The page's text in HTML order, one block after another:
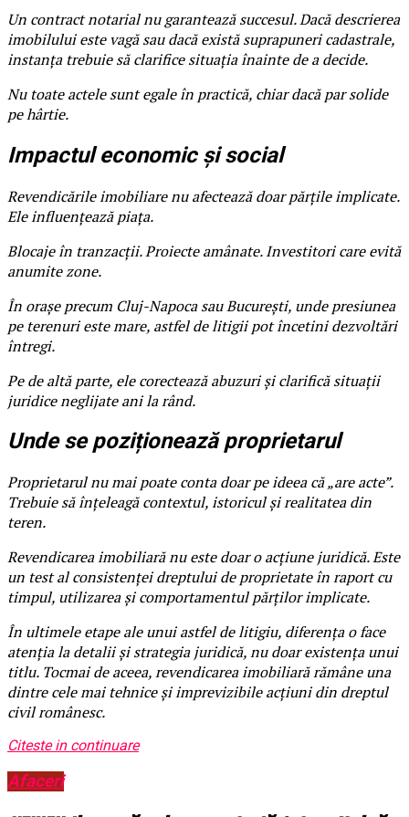
Un contract notarial nu garantează succesul. Dacă descrierea
imobilului este vagă sau dacă există suprapuneri cadastrale,
instanța trebuie să clarifice situația înainte de a decide.
Nu toate actele sunt egale în practică, chiar dacă par solide
pe hârtie.
Impactul economic și social
Revendicările imobiliare nu afectează doar părțile implicate.
Ele influențează piața.
Blocaje în tranzacții. Proiecte amânate. Investitori care evită
anumite zone.
În orașe precum Cluj-Napoca sau București, unde presiunea
pe terenuri este mare, astfel de litigii pot încetini dezvoltări
întregi.
Pe de altă parte, ele corectează abuzuri și clarifică situații
juridice neglijate ani la rând.
Unde se poziționează proprietarul
Proprietarul nu mai poate conta doar pe ideea că „are acte”.
Trebuie să înțeleagă contextul, istoricul și realitatea din
teren.
Revendicarea imobiliară nu este doar o acțiune juridică. Este
un test al consistenței dreptului de proprietate în raport cu
timpul, utilizarea și comportamentul părților implicate.
În ultimele etape ale unui astfel de litigiu, diferența o face
atenția la detalii și strategia juridică, nu doar existența unui
titlu. Tocmai de aceea, revendicarea imobiliară rămâne una
dintre cele mai tehnice și imprevizibile acțiuni din dreptul
civil românesc.
Citeste in continuare
Afaceri